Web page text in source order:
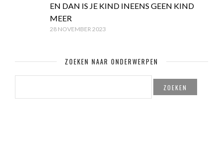
EN DAN IS JE KIND INEENS GEEN KIND
MEER
28 NOVEMBER 2023
ZOEKEN NAAR ONDERWERPEN
ZOEKEN